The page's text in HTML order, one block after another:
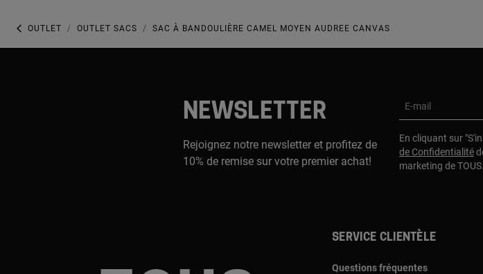
OUTLET OUTLET SACS SAC À BANDOULIÈRE CAMEL MOYEN AUDREE CANVAS
NEWSLETTER
Rejoignez notre newsletter et profitez de
10% de remise sur votre premier achat!
E-mail
En cliquant sur
de Confidentialité
marketing de TOUS.
Service clientèle
Questions fréquentes